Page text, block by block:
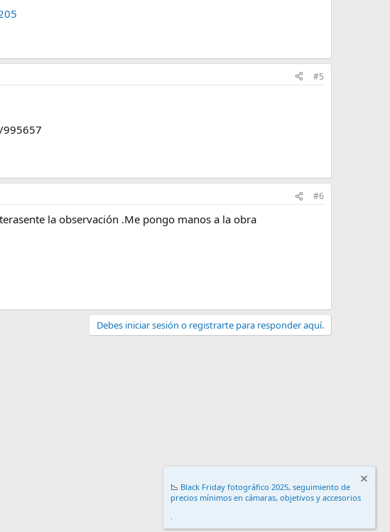
#5
#6
la observación .Me pongo manos a la obra
Debes iniciar sesión o registrarte para responder aquí.
📉 Black Friday fotográfico 2025, seguimiento de
precios mínimos en cámaras, objetivos y accesorios
.